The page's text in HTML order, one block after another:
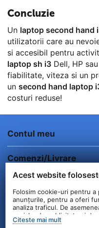
Concluzie
Un laptop second hand
utilizatorii care au
si accesibil pentru
laptop sh i3 Dell, HP
fiabilitate, viteza si un
un second hand laptop
costuri reduse!
Contul meu
Comenzi/Livrare
Contact
Acest website
Folosim cookie-uri pentru
anunțurile, pentru a oferi
analiza traficul. De
sociale, de publicitate și de
modul în care folosiți site-ul
Citeste mai mult